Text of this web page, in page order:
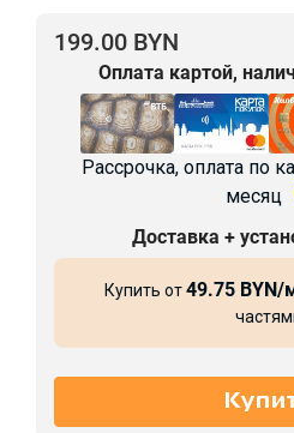
199.00 BYN
Оплата картой,
Рассрочка, оплата по
месяц
Доставка +
Купить от49.75 BYN/